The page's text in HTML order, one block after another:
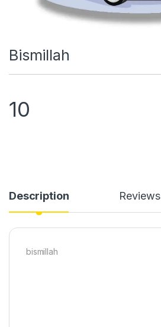
Bismillah
10
Description Reviews
bismillah